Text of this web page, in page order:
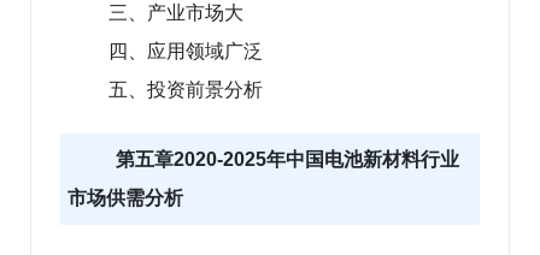
三、产业市场大
四、应用领域广泛
五、投资前景分析
第五章2020-2025年中国电池新材料行业
市场供需分析